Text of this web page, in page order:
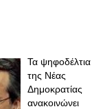
Τα ψηφοδέλτια
της Νέας
Δημοκρατίας
ανακοινώνει